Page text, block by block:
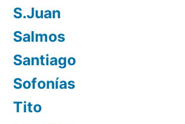
S.Juan
Salmos
Santiago
Sofonías
Tito